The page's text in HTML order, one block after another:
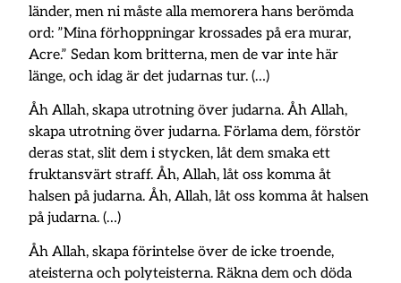
länder, men ni måste alla memorera hans berömda
ord: ”Mina förhoppningar krossades på era murar,
Acre.” Sedan kom britterna, men de var inte här
länge, och idag är det judarnas tur. (…)
Åh Allah, skapa utrotning över judarna. Åh Allah,
skapa utrotning över judarna. Förlama dem, förstör
deras stat, slit dem i stycken, låt dem smaka ett
fruktansvärt straff. Åh, Allah, låt oss komma åt
halsen på judarna. Åh, Allah, låt oss komma åt halsen
på judarna. (…)
Åh Allah, skapa förintelse över de icke troende,
ateisterna och polyteisterna. Räkna dem och döda